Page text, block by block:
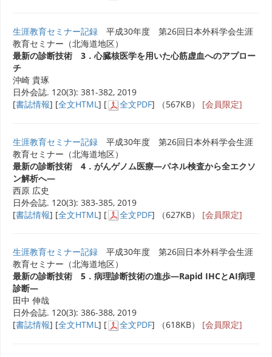
生涯教育セミナー記録 平成30年度 第26回日本外科学会生涯
教育セミナー（北海道地区）
最新の診断技術 3．心臓核医学を用いた心筋虚血へのアプロー
チ
沖崎 貴琢
日外会誌. 120(3): 381-382, 2019
[書誌情報] [全文HTML ] [ 全文PDF] （567KB） [会員限定]
生涯教育セミナー記録 平成30年度 第26回日本外科学会生涯
教育セミナー（北海道地区）
最新の診断技術 4．がんゲノム医療―パネル検査から全エクソ
ン解析へ―
西原 広史
日外会誌. 120(3): 383-385, 2019
[書誌情報] [全文HTML ] [ 全文PDF] （627KB） [会員限定]
生涯教育セミナー記録 平成30年度 第26回日本外科学会生涯
教育セミナー（北海道地区）
最新の診断技術 5．病理診断技術の進歩―Rapid IHCとAI病理
診断―
田中 伸哉
日外会誌. 120(3): 386-388, 2019
[書誌情報] [全文HTML] [ 全文PDF] （618KB） [会員限定]